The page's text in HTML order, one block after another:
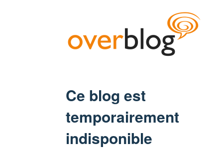
Ce blog est
temporairement
indisponible